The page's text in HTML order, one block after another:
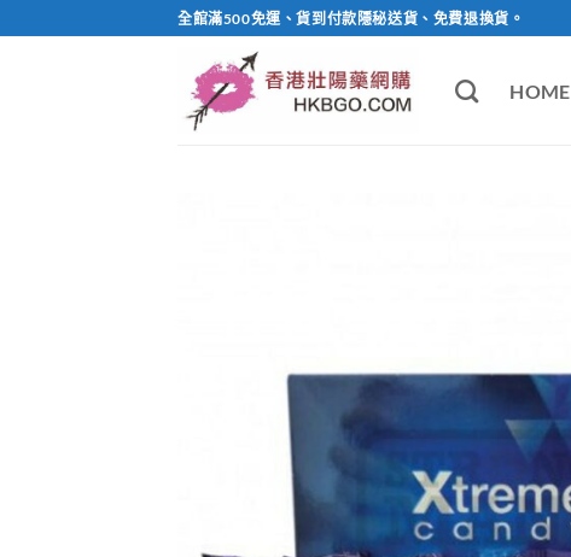
to
全館滿500免運、貨到付款隱秘送貨、免費退換貨。
HOME